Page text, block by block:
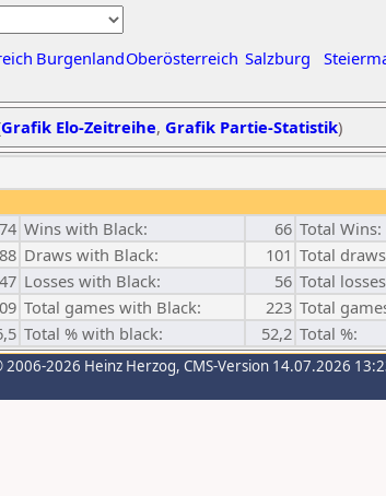
BurgenlandOberösterreich Salzburg
Grafik Elo-Zeitreihe, Grafik Partie-Statistik)
74 Wins with Black: 66 Total Wins:
88 Draws with Black: 101 Total
47 Losses with Black: 56 Total
Total games with Black: 223 Total
Total % with black: 52,2 Total %:
2006-2026 Heinz Herzog, CMS-Version 14.07.2026